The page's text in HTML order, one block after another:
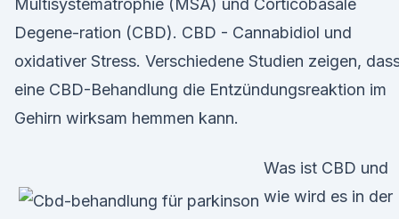
Multisystematrophie (MSA) und Corticobasale
Degene-ration (CBD). CBD - Cannabidiol und
oxidativer Stress. Verschiedene Studien zeigen,
eine CBD-Behandlung die Entzündungsreaktion im
Gehirn wirksam hemmen kann.
Was ist CBD und
wie wird es in der